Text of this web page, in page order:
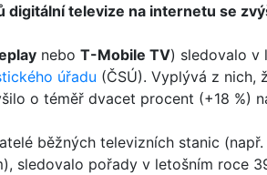
digitální televize na internetu se
nebo T-Mobile TV) sledovalo v
úřadu (ČSÚ). Vyplývá z nich,
o téměř dvacet procent (+18 %)
běžných televizních stanic
sledovalo pořady v letošním roce